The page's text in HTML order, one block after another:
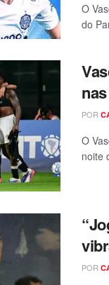
O
do
POR
O
noite
POR